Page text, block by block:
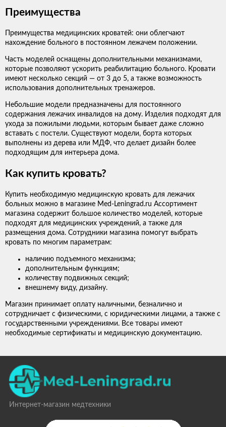
Преимущества
Преимущества медицинских кроватей: они облегчают
нахождение больного в постоянном лежачем положении.
Часть моделей оснащены дополнительными механизмами,
которые позволяют ускорить реабилитацию больного. Кровати
имеют несколько секций — от 3 до 5, а также возможность
использования дополнительных тренажеров.
Небольшие модели предназначены для постоянного
содержания лежачих инвалидов на дому. Изделия подходят для
ухода за пожилыми людьми, которым бывает даже сложно
вставать с постели. Существуют модели, борта которых
выполнены из дерева или МДФ, что делает дизайн более
подходящим для интерьера дома.
Как купить кровать?
Купить необходимую медицинскую кровать для лежачих
больных можно в магазине Med-Leningrad.ru Ассортимент
магазина содержит большое количество моделей, которые
подходят для медицинских учреждений, а также для
размещения дома. Сотрудники магазина помогут выбрать
кровать по многим параметрам:
наличию подъемного механизма;
дополнительным функциям;
количеству подвижных секций;
внешнему виду, дизайну.
Магазин принимает оплату наличными, безналично и
сотрудничает с физическими, с юридическими лицами, а также с
государственными учреждениями. Все товары имеют
необходимые сертификаты и медицинскую документацию.
Интернет-магазин медтехники